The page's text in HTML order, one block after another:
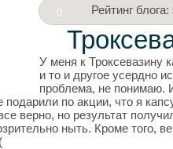
0 Рейтинг блога:
У меня к Троксевазину
и то и другое усердно
проблема, не понимаю.
подарили по акции, что я
верно, но результат
ныть. Кроме того,